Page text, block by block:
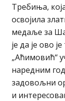
Требиња,
освојила
медаље за
је да је ово
„Аћимовић“
наредним
задовољни
и